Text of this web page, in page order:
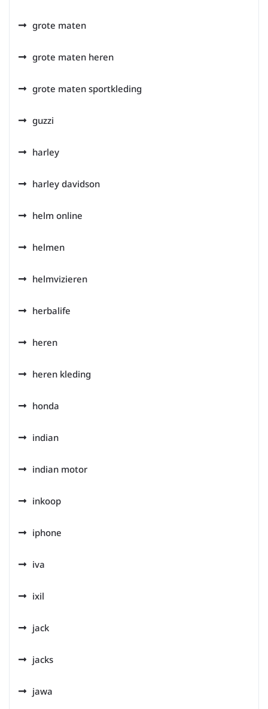
grote maten
grote maten heren
grote maten sportkleding
guzzi
harley
harley davidson
helm online
helmen
helmvizieren
herbalife
heren
heren kleding
honda
indian
indian motor
inkoop
iphone
iva
ixil
jack
jacks
jawa